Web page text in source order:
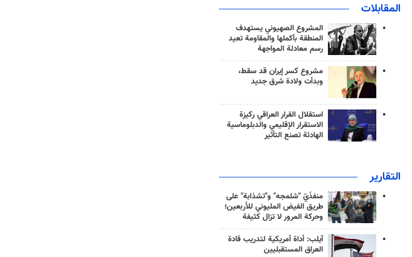
المقابلات
المشروع الصهيوني يستهدف
المنطقة بأكملها والمقاومة تعيد
رسم معادلة المواجهة
مشروع كسر إيران قد سقط،
وبدأت ولادة شرق جديد
استقلال القرار العراقي ركيزة
الاستقرار الإقليمي والدبلوماسية
الهادئة تصنع التأثير
التقارير
منفذَيّ "شلمجه" و"تشذابة" على
طريق الفيض المليوني للأربعين؛
وحركة المرور لا تزال كثيفة
آيلب: أداة أمريكية لتدريب قادة
العراق المستقبليين